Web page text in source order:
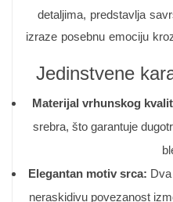
detaljima, predstavlja
izraze posebnu emociju
Jedinstvene
Materijal vrhunskog
srebra, što garantuje
Elegantan motiv srca:
neraskidivu povezanost